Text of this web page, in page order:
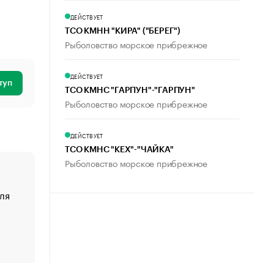
ДЕЙСТВУЕТ
ТСО КМНН "КИРА" ("БЕРЕГ")
Рыболовство морское прибрежное
ДЕЙСТВУЕТ
ТСО КМНС "ГАРПУН"-"ГАРПУН"
Рыболовство морское прибрежное
ДЕЙСТВУЕТ
ТСО КМНС "КЕХ"-"ЧАЙКА"
Рыболовство морское прибрежное